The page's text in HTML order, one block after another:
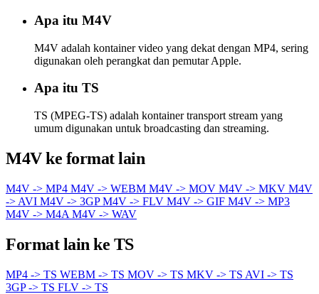
Apa itu M4V
M4V adalah kontainer video yang dekat dengan MP4, sering
digunakan oleh perangkat dan pemutar Apple.
Apa itu TS
TS (MPEG-TS) adalah kontainer transport stream yang
umum digunakan untuk broadcasting dan streaming.
M4V ke format lain
M4V -> MP4 M4V -> WEBM M4V -> MOV M4V -> MKV M4V
-> AVI M4V -> 3GPM4V -> FLV M4V -> GIF M4V -> MP3
M4V -> M4A M4V -> WAV
Format lain ke TS
MP4 -> TS WEBM -> TS MOV -> TS MKV -> TS AVI -> TS
3GP -> TS FLV -> TS